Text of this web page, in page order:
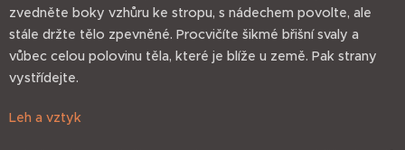
zvedněte boky vzhůru ke stropu, s nádechem povolte, ale
stále držte tělo zpevněné. Procvičíte šikmé břišní svaly a
vůbec celou polovinu těla, které je blíže u země. Pak strany
vystřídejte.
Leh a vztyk